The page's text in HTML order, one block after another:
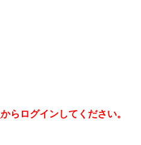
からログインしてください。